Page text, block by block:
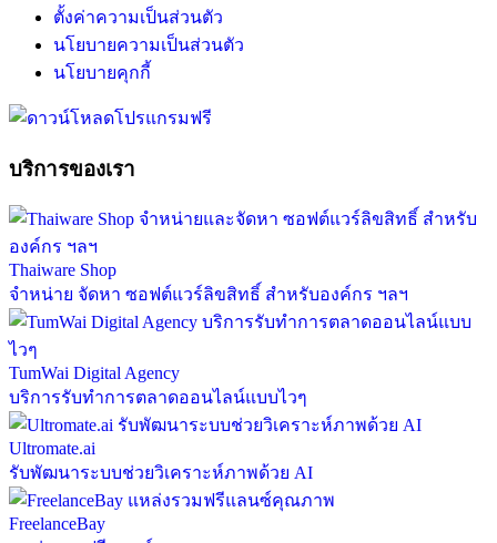
ตั้งค่าความเป็นส่วนตัว
นโยบายความเป็นส่วนตัว
นโยบายคุกกี้
บริการของเรา
Thaiware Shop
จำหน่าย จัดหา ซอฟต์แวร์ลิขสิทธิ์ สำหรับองค์กร ฯลฯ
TumWai Digital Agency
บริการรับทำการตลาดออนไลน์แบบไวๆ
Ultromate.ai
รับพัฒนาระบบช่วยวิเคราะห์ภาพด้วย AI
FreelanceBay